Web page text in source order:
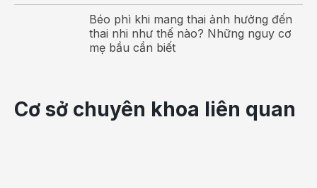
Theo thời điểm mắc
Tự kỷ điển hình, hay còn được gọi là tự kỷ bẩm
sinh: Các triệu chứng của bệnh xuất hiện dần dần
Tự kỷ không điển hình, hay là tự kỷ mắc phải:
Trong 3 năm đầu, trẻ phát triển bình thường cả về
Béo phì khi mang thai ảnh hưởng đến
thai nhi như thế nào? Những nguy cơ
mẹ bầu cần biết
Cơ sở chuyên khoa liên quan